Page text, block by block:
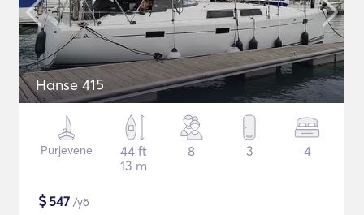
Hanse 415
Purjevene
44 ft
13 m
8 3 4
$547 /yö